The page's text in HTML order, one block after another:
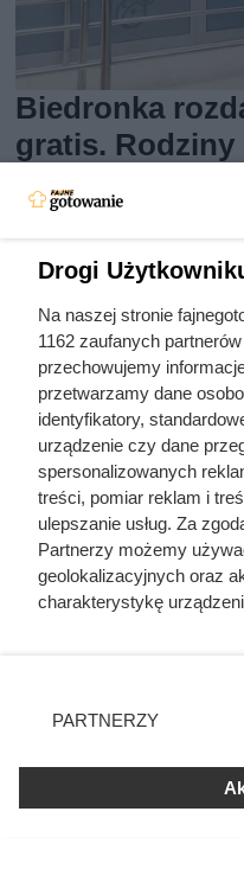
Biedronka
gratis.
zaoszczędzić
Biedronce. Sprawdź, do
zrobić, aby z niej
Zamroziła
blanszowania.
zamrażarki
Drogi
Na naszej stronie
1162 zaufanych
przechowujemy
przetwarzamy dane
identyfikatory,
urządzenie czy dane
spersonalizowanych
treści, pomiar reklam i
ulepszanie usług. Za
Partnerzy możemy
geolokalizacyjnych oraz
charakterystykę
zmienić/wycofać klikając
znajdujący się w lewym
rodzaje przetwarzania
użytkownika, ale masz
przetwarzaniu.
PARTNERZY